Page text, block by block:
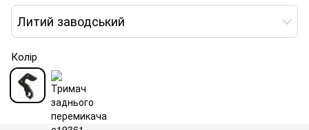
Литий заводський
Колір